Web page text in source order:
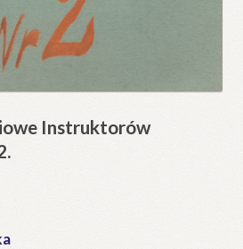
Instruktorów